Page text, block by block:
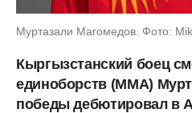
Муртазали Магомедов. Фото:
Кыргызстанский боец
единоборств (ММА)
победы дебютировал в